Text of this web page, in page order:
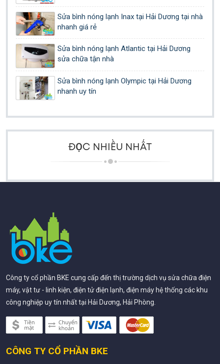
Sửa bình nóng lạnh Inax tại Hải Dương tại nhà
nhanh giá rẻ
Sửa bình nóng lạnh Atlantic tại Hải Dương
sửa chữa tận nhà
Sửa bình nóng lạnh Olympic tại Hải Dương
nhanh uy tín
ĐỌC NHIỀU NHẤT
Công ty cổ phần BKE cung cấp đến thị trường dịch vụ sửa chữa điện
máy, vật tư - linh kiện, điện tử điện lạnh, điện máy hệ thống các khu
công nghiệp uy tín nhất tại Hải Dương, Hải Phòng.
CÔNG TY CỔ PHẦN BKE